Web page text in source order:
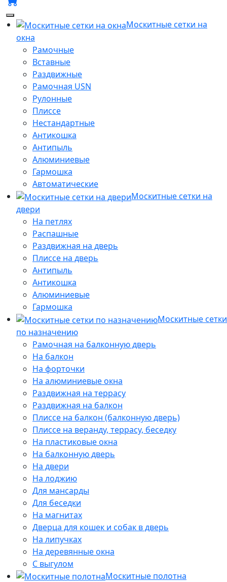
Москитные сетки на
окна
Рамочные
Вставные
Раздвижные
Рамочная USN
Рулонные
Плиссе
Нестандартные
Антикошка
Антипыль
Алюминиевые
Гармошка
Автоматические
Москитные сетки на
двери
На петлях
Распашные
Раздвижная на дверь
Плиссе на дверь
Антипыль
Антикошка
Алюминиевые
Гармошка
Москитные сетки
по назначению
Рамочная на балконную дверь
На балкон
На форточки
На алюминиевые окна
Раздвижная на террасу
Раздвижная на балкон
Плиссе на балкон (балконную дверь)
Плиссе на веранду, террасу, беседку
На пластиковые окна
На балконную дверь
На двери
На лоджию
Для мансарды
Для беседки
На магнитах
Дверца для кошек и собак в дверь
На липучках
На деревянные окна
С выгулом
Москитные полотна